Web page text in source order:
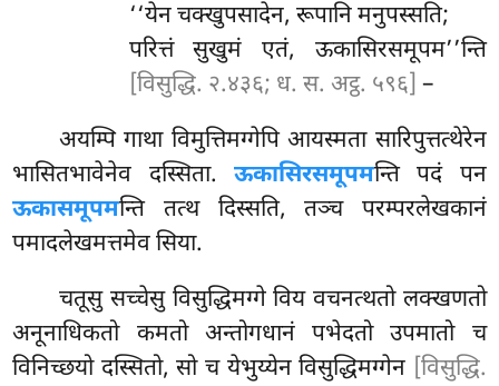
‘‘येन चक्खुपसादेन, रूपानि मनुपस्सति;
परित्तं सुखुमं एतं, ऊकासिरसमूपम’’न्ति
[विसुद्धि. २.४३६; ध. स. अट्ठ. ५९६] –
अयम्पि गाथा विमुत्तिमग्गेपि आयस्मता सारिपुत्तत्थेरेन
भासितभावेनेव दस्सिता. ऊकासिरसमूपमन्ति पदं पन
ऊकासमूपमन्ति तत्थ दिस्सति, तञ्च परम्परलेखकानं
पमादलेखमत्तमेव सिया.
चतूसु सच्चेसु विसुद्धिमग्गे विय वचनत्थतो लक्खणतो
अनूनाधिकतो कमतो अन्तोगधानं पभेदतो उपमातो च
विनिच्छयो दस्सितो, सो च येभुय्येन विसुद्धिमग्गेन [विसुद्धि.